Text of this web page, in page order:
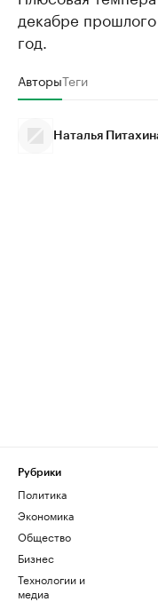
декабре
год.
АвторыТеги
Наталья
Рубрики
Политика
Экономика
Общество
Бизнес
Технологии и
медиа